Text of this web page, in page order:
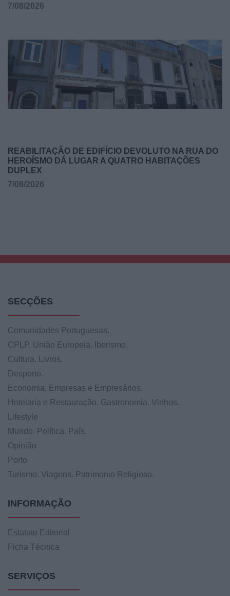
7/08/2026
REABILITAÇÃO DE EDIFÍCIO DEVOLUTO NA RUA DO
HEROÍSMO DÁ LUGAR A QUATRO HABITAÇÕES
DUPLEX
7/08/2026
SECÇÕES
Comunidades Portuguesas.
CPLP. União Europeia. Iberismo.
Cultura. Livros.
Desporto.
Economia. Empresas e Empresários.
Hotelaria e Restauração. Gastronomia. Vinhos.
Lifestyle
Mundo. Política. País.
Opinião
Porto
Turismo. Viagens. Patrimonio Religioso.
INFORMAÇÃO
Estatuto Editorial
Ficha Técnica
SERVIÇOS